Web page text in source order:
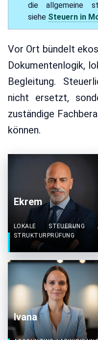
die allgemeine
siehe Steuern in
Vor Ort bündelt
Dokumentenlogik,
Begleitung.
nicht ersetzt,
zuständige
können.
Ekrem
LOKALE STEUERUNG
STRUKTURPRÜFUNG
Ivana